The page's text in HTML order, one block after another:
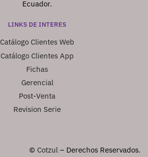
Ecuador.
LINKS DE INTERES
Catálogo Clientes Web
Catálogo Clientes App
Fichas
Gerencial
Post-Venta
Revision Serie
© Cotzul – Derechos Reservados.